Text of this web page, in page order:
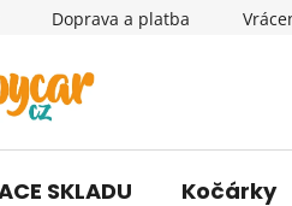
Doprava a platba
SKLADU Kočárky